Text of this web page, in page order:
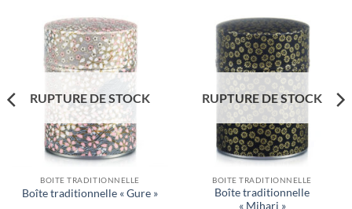
RUPTURE DE STOCK
BOITE TRADITIONNELLE
Boîte traditionnelle « Gure »
RUPTURE DE STOCK
BOITE TRADITIONNELLE
Boîte traditionnelle
« Mihari »